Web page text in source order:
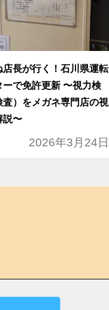
店長が行く！石川県運転
ーで免許更新 〜視力検
査）をメガネ専門店の視
説〜
2026年3月24日